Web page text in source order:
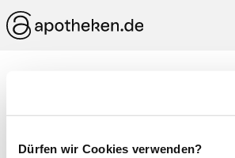
Dürfen wir Cookies verwenden?
Gefäßsternchen